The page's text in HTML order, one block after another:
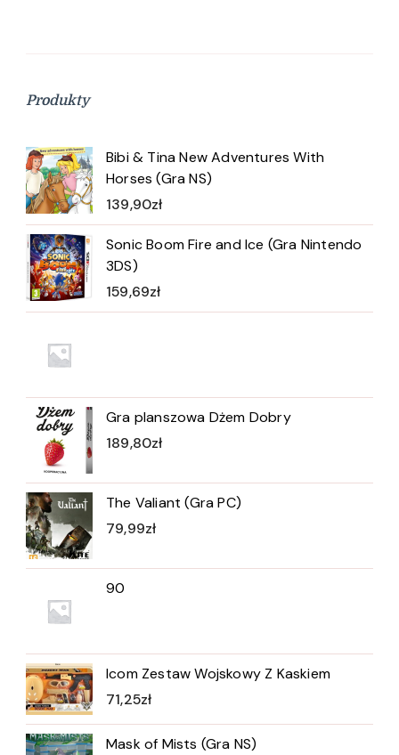
Produkty
Bibi & Tina New Adventures With
Horses (Gra NS)
139,90zł
Sonic Boom Fire and Ice (Gra Nintendo
3DS)
159,69zł
Gra planszowa Dżem Dobry
189,80zł
The Valiant (Gra PC)
79,99zł
90
Icom Zestaw Wojskowy Z Kaskiem
71,25zł
Mask of Mists (Gra NS)